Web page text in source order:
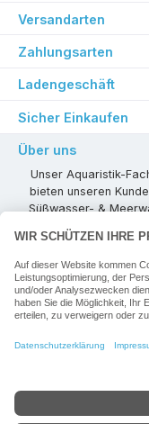
Versandarten
Zahlungsarten
Ladengeschäft
Sicher Einkaufen
Über uns
Unser Aquaristik-
bieten unseren
Süßwasser- &
Pflanzen,
kompetenter
alle Ihre Projekte
Besuchen Sie uns in